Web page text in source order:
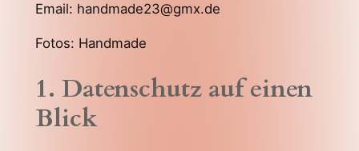
Email: handmade23@gmx.de
Fotos: Handmade
1. Datenschutz auf einen
Blick